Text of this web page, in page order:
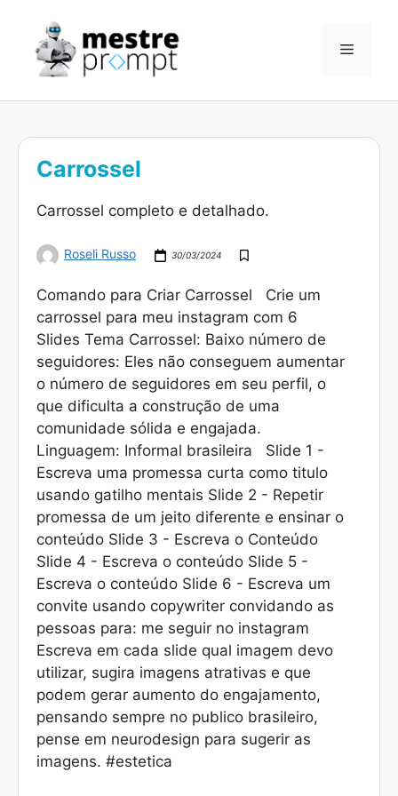
conteúdo
Menu
Carrossel
Carrossel completo e detalhado.
Roseli Russo 30/03/2024
Comando para Criar Carrossel Crie um
carrossel para meu instagram com 6
Slides Tema Carrossel: Baixo número de
seguidores: Eles não conseguem aumentar
o número de seguidores em seu perfil, o
que dificulta a construção de uma
comunidade sólida e engajada.
Linguagem: Informal brasileira Slide 1 -
Escreva uma promessa curta como titulo
usando gatilho mentais Slide 2 - Repetir
promessa de um jeito diferente e ensinar o
conteúdo Slide 3 - Escreva o Conteúdo
Slide 4 - Escreva o conteúdo Slide 5 -
Escreva o conteúdo Slide 6 - Escreva um
convite usando copywriter convidando as
pessoas para: me seguir no instagram
Escreva em cada slide qual imagem devo
utilizar, sugira imagens atrativas e que
podem gerar aumento do engajamento,
pensando sempre no publico brasileiro,
pense em neurodesign para sugerir as
imagens. #estetica